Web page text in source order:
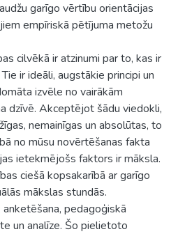
garīgo vērtību orientācijas
empīriskā pētījuma metožu
cilvēkā ir atzinumi par to, kas ir
ir ideāli, augstākie principi un
izvēle no vairākām
dzīvē. Akceptējot šādu viedokli,
nemainīgas un absolūtas, to
no mūsu novērtēšanas fakta
ietekmējošs faktors ir māksla.
ciešā kopsakarībā ar garīgo
mākslas stundās.
pedagoģiskā
un analīze. Šo pielietoto